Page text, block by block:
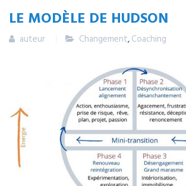
LE MODÈLE DE HUDSON
auteur Changement,Coaching